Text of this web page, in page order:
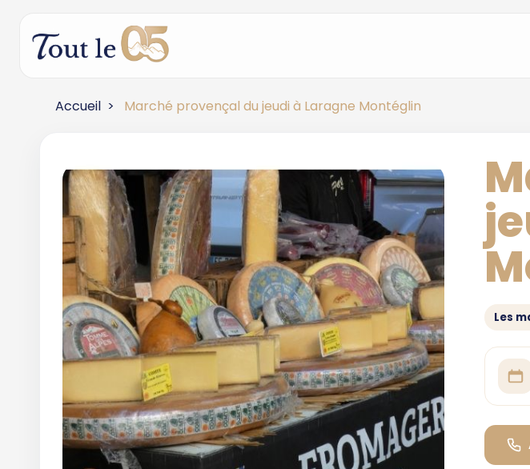
Accueil Marché provençal du jeudi à Laragne Montéglin
Les